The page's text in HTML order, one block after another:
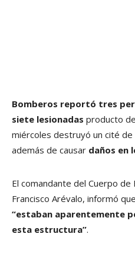
Bomberos reportó tres
siete lesionadas producto
miércoles destruyó un cité
además de causar daños en
El comandante del Cuerpo
Francisco Arévalo, informó
“estaban aparentemente
esta estructura”.